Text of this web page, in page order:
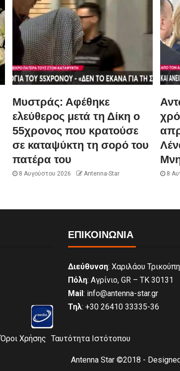
Μυστράς: Αφέθηκε
ελεύθερος μετά τη Δίκη ο
55χρονος που κρατούσε
σε καταψύκτη τη σορό του
πατέρα του
8 Αυγούστου 2026 Antenna-Star 8
ΕΠΙΚΟΙΝΩΝΊΑ
Διεύθυνση: Χαριλάου
Πόλη: Αγρίνιο, GR – ΤΚ 30131
Mail : info@antenna-star.gr
Τηλ: +30 26410 33335-36
Όροι Χρήσης Ταυτότητα Ιστότοπου
Antenna Star ©2018 -